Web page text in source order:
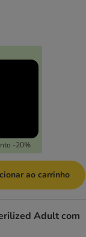
-20%
ao carrinho
Adult com